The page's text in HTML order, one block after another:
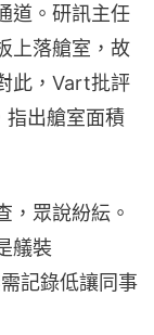
道。研訊主任
上落艙室，故
此，Vart批評
指出艙室面積
，眾說紛紜。
艤裝
記錄低讓同事